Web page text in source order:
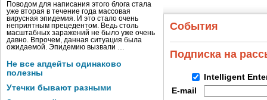
Поводом для написания этого блога стала
уже вторая в течение года массовая
вирусная эпидемия. И это стало очень
неприятным прецедентом. Ведь столь
масштабных заражений не было уже очень
давно. Впрочем, данная ситуация была
ожидаемой. Эпидемию вызвали …
Не все апдейты одинаково
полезны
Утечки бывают разными
События
Подписка на
Intelligent
E-mail